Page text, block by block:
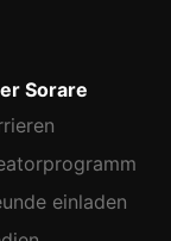
Sorare
einladen